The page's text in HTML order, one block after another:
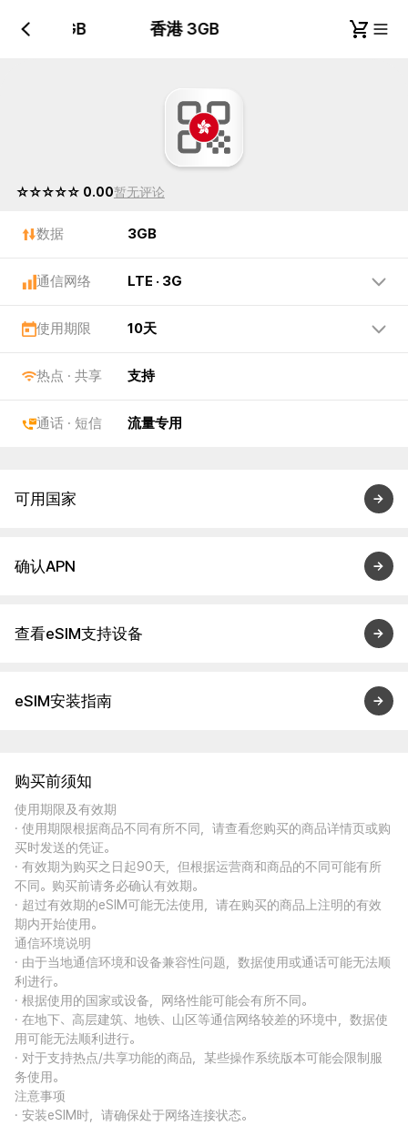
香港 3GB 香港 3GB
☆☆☆☆☆ 0.00暂无评论
数据 3GB
通信网络 LTE · 3G
使用期限 10天
热点 · 共享 支持
通话 · 短信 流量专用
可用国家
确认APN
查看eSIM支持设备
eSIM安装指南
购买前须知
使用期限及有效期
· 使用期限根据商品不同有所不同，请查看您购买的商品详情页或购
买时发送的凭证。
· 有效期为购买之日起90天，但根据运营商和商品的不同可能有所
不同。购买前请务必确认有效期。
· 超过有效期的eSIM可能无法使用，请在购买的商品上注明的有效
期内开始使用。
通信环境说明
· 由于当地通信环境和设备兼容性问题，数据使用或通话可能无法顺
利进行。
· 根据使用的国家或设备，网络性能可能会有所不同。
· 在地下、高层建筑、地铁、山区等通信网络较差的环境中，数据使
用可能无法顺利进行。
· 对于支持热点/共享功能的商品，某些操作系统版本可能会限制服
务使用。
注意事项
· 安装eSIM时，请确保处于网络连接状态。